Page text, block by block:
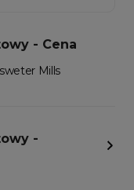
- Cena
Mills
-